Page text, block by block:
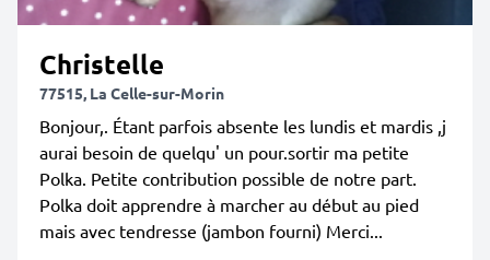
Christelle
77515, La Celle-sur-Morin
Bonjour,. Étant parfois absente les lundis et mardis ,j
aurai besoin de quelqu' un pour.sortir ma petite
Polka. Petite contribution possible de notre part.
Polka doit apprendre à marcher au début au pied
mais avec tendresse (jambon fourni) Merci...